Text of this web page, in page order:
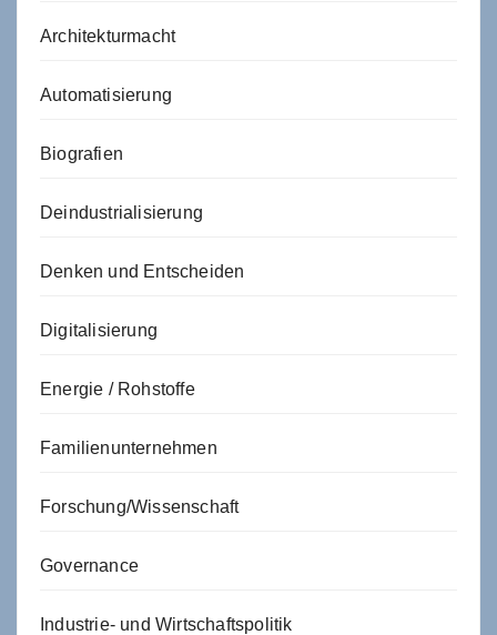
Architekturmacht
Automatisierung
Biografien
Deindustrialisierung
Denken und Entscheiden
Digitalisierung
Energie / Rohstoffe
Familienunternehmen
Forschung/Wissenschaft
Governance
Industrie- und Wirtschaftspolitik